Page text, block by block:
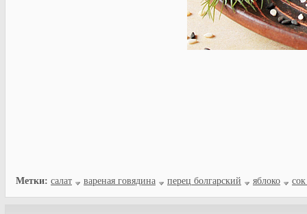
Метки: салат вареная говядина перец болгарский яблоко